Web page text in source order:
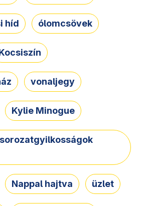
híd ólomcsövek
vonaljegy
Kylie Minogue
Nappal hajtva üzlet